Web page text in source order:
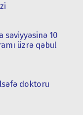
səviyyəsinə 10
üzrə qəbul
doktoru